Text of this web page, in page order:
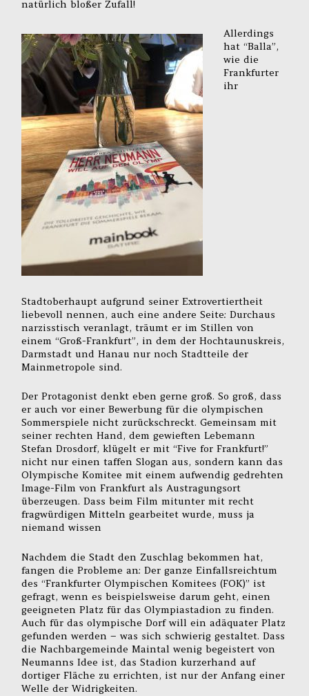
natürlich bloßer Zufall!
Allerdings
hat “Balla”,
wie die
Frankfurter
ihr
Stadtoberhaupt aufgrund seiner Extrovertiertheit
liebevoll nennen, auch eine andere Seite: Durchaus
narzisstisch veranlagt, träumt er im Stillen von
einem “Groß-Frankfurt”, in dem der Hochtaunuskreis,
Darmstadt und Hanau nur noch Stadtteile der
Mainmetropole sind.
Der Protagonist denkt eben gerne groß. So groß, dass
er auch vor einer Bewerbung für die olympischen
Sommerspiele nicht zurückschreckt. Gemeinsam mit
seiner rechten Hand, dem gewieften Lebemann
Stefan Drosdorf, klügelt er mit “Five for Frankfurt!”
nicht nur einen taffen Slogan aus, sondern kann das
Olympische Komitee mit einem aufwendig gedrehten
Image-Film von Frankfurt als Austragungsort
überzeugen. Dass beim Film mitunter mit recht
fragwürdigen Mitteln gearbeitet wurde, muss ja
niemand wissen
Nachdem die Stadt den Zuschlag bekommen hat,
fangen die Probleme an: Der ganze Einfallsreichtum
des “Frankfurter Olympischen Komitees (FOK)” ist
gefragt, wenn es beispielsweise darum geht, einen
geeigneten Platz für das Olympiastadion zu finden.
Auch für das olympische Dorf will ein adäquater Platz
gefunden werden – was sich schwierig gestaltet. Dass
die Nachbargemeinde Maintal wenig begeistert von
Neumanns Idee ist, das Stadion kurzerhand auf
dortiger Fläche zu errichten, ist nur der Anfang einer
Welle der Widrigkeiten.